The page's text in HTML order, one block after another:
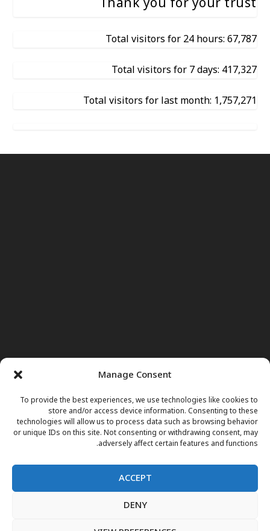
Manage Consent
To provide the best experiences, we use technologies like cookies to
store and/or access device information. Consenting to these
technologies will allow us to process data such as browsing behavior
or unique IDs on this site. Not consenting or withdrawing consent, may
adversely affect certain features and functions.
ACCEPT
DENY
Total visitors for 24 hours: 67,787
Total visitors for 7 days: 417,327
Total visitors for last month: 1,757,271
نور وجوهات داکتر مریم
اعلانات فوتی مقالات فارسی English